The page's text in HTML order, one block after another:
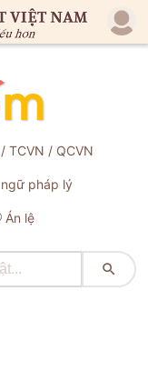
TCVN / QCVN
pháp lý
Án lệ
